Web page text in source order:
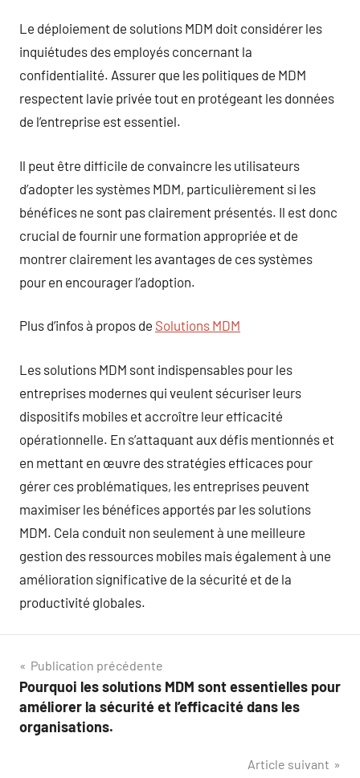
Le déploiement de solutions MDM doit considérer les
inquiétudes des employés concernant la
confidentialité. Assurer que les politiques de MDM
respectent lavie privée tout en protégeant les données
de l’entreprise est essentiel.
Il peut être difficile de convaincre les utilisateurs
d’adopter les systèmes MDM, particulièrement si les
bénéfices ne sont pas clairement présentés. Il est donc
crucial de fournir une formation appropriée et de
montrer clairement les avantages de ces systèmes
pour en encourager l’adoption.
Plus d’infos à propos de Solutions MDM
Les solutions MDM sont indispensables pour les
entreprises modernes qui veulent sécuriser leurs
dispositifs mobiles et accroître leur efficacité
opérationnelle. En s’attaquant aux défis mentionnés et
en mettant en œuvre des stratégies efficaces pour
gérer ces problématiques, les entreprises peuvent
maximiser les bénéfices apportés par les solutions
MDM. Cela conduit non seulement à une meilleure
gestion des ressources mobiles mais également à une
amélioration significative de la sécurité et de la
productivité globales.
Navigation
de
l’article
Publication précédente
Pourquoi les solutions MDM sont essentielles pour
améliorer la sécurité et l’efficacité dans les
organisations.
Article suivant